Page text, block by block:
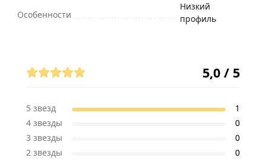
Особенности
Низкий
профиль
Отзывы (1) 5,0 / 5
5 звезд
1
4 звезды
0
3 звезды
0
2 звезды
0